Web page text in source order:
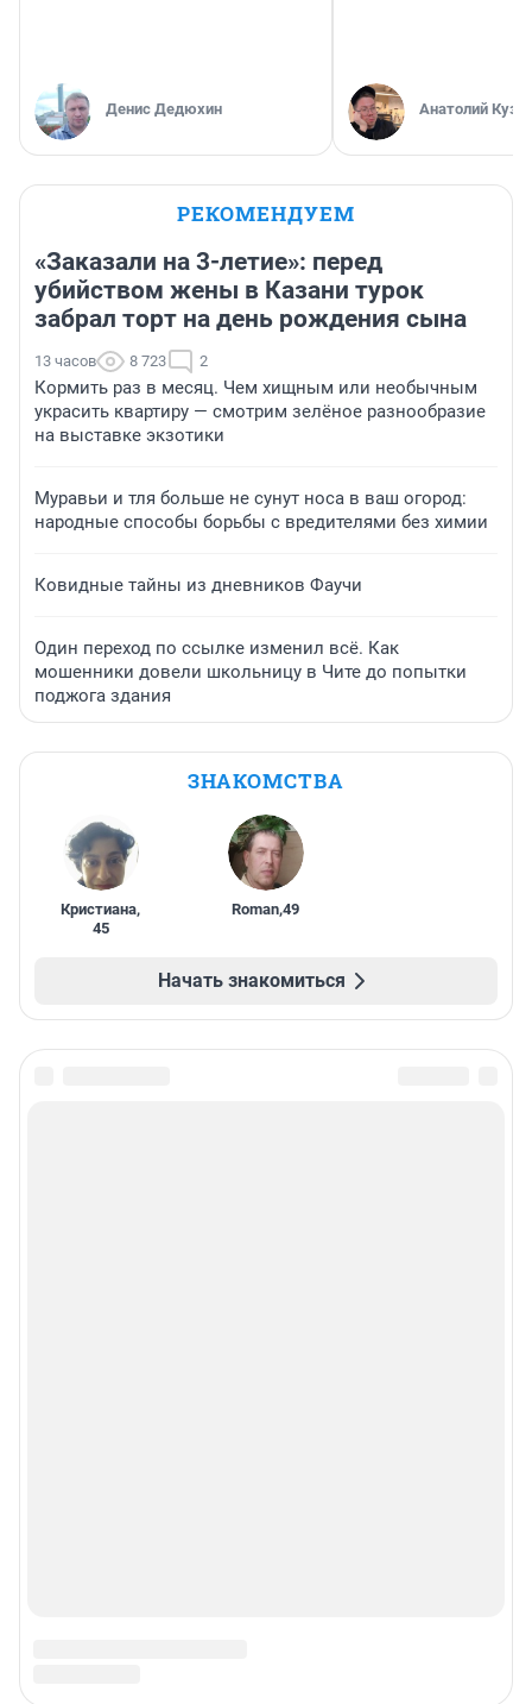
Денис Дедюхин Анатолий
РЕКОМЕНДУЕМ
«Заказали на 3-летие»: перед
убийством жены в Казани турок
забрал торт на день рождения сына
13 часов 8 723 2
Кормить раз в месяц. Чем хищным или необычным
украсить квартиру — смотрим зелёное разнообразие
на выставке экзотики
Муравьи и тля больше не сунут носа в ваш огород:
народные способы борьбы с вредителями без химии
Ковидные тайны из дневников Фаучи
Один переход по ссылке изменил всё. Как
мошенники довели школьницу в Чите до попытки
поджога здания
ЗНАКОМСТВА
Кристиана,
45
Roman,49
Начать знакомиться